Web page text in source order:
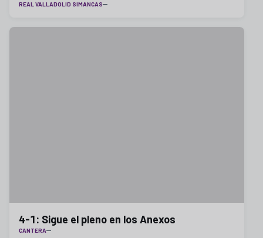
REAL VALLADOLID SIMANCAS
4-1: Sigue el pleno en los Anexos
CANTERA